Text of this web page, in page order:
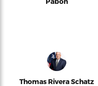
Thomas Rivera Schatz